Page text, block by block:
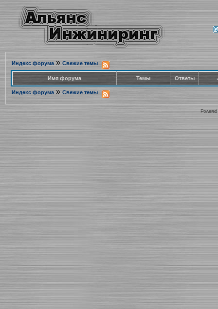
Индекс форума» Свежие темы
Имя форума Темы Ответы
Индекс форума » Свежие темы